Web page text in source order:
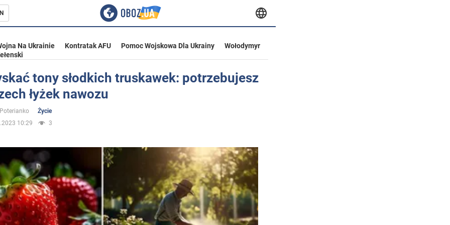
Ukrainie
Na Ukrainie Kontratak AFU Pomoc Wojskowa Dla Ukrainy
Wołodymyr
tony słodkich truskawek: potrzebujesz
łyżek nawozu
Życie
10:29
3